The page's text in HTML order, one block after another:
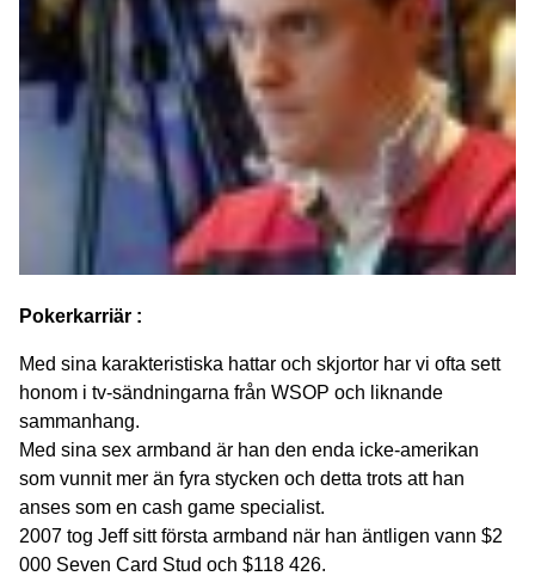
Pokerkarriär :
Med sina karakteristiska hattar och skjortor har vi ofta sett
honom i tv-sändningarna från WSOP och liknande
sammanhang.
Med sina sex armband är han den enda icke-amerikan
som vunnit mer än fyra stycken och detta trots att han
anses som en cash game specialist.
2007 tog Jeff sitt första armband när han äntligen vann $2
000 Seven Card Stud och $118 426.